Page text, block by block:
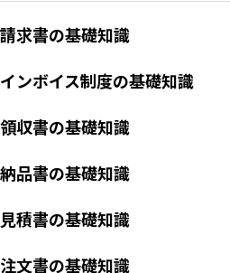
請求書の基礎知識
インボイス制度の基礎知識
領収書の基礎知識
納品書の基礎知識
見積書の基礎知識
注文書の基礎知識